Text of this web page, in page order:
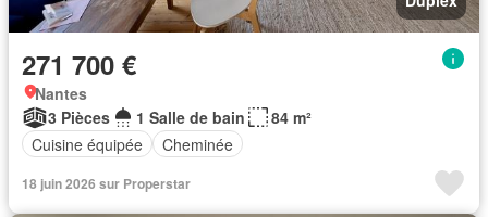
271 700 €
Nantes
3 Pièces
1 Salle de bain
84 m²
Cuisine équipée
Cheminée
18 juin 2026 sur Properstar